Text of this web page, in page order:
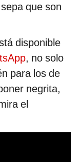
que son
disponible
, no solo
para los de
negrita,
el